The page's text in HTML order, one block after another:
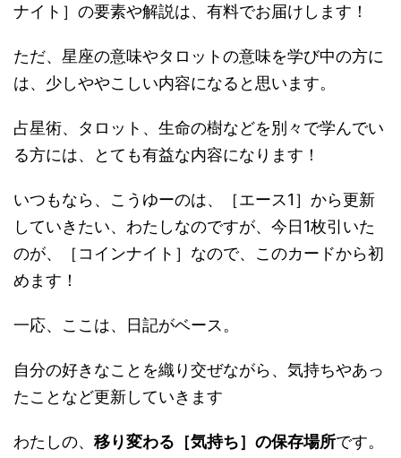
ナイト］の要素や解説は、有料でお届けします！
ただ、星座の意味やタロットの意味を学び中の方に
は、少しややこしい内容になると思います。
占星術、タロット、生命の樹などを別々で学んでい
る方には、とても有益な内容になります！
いつもなら、こうゆーのは、［エース1］から更新
していきたい、わたしなのですが、今日1枚引いた
のが、［コインナイト］なので、このカードから初
めます！
一応、ここは、日記がベース。
自分の好きなことを織り交ぜながら、気持ちやあっ
たことなど更新していきます
わたしの、 移り変わる［気持ち］の保存場所です。